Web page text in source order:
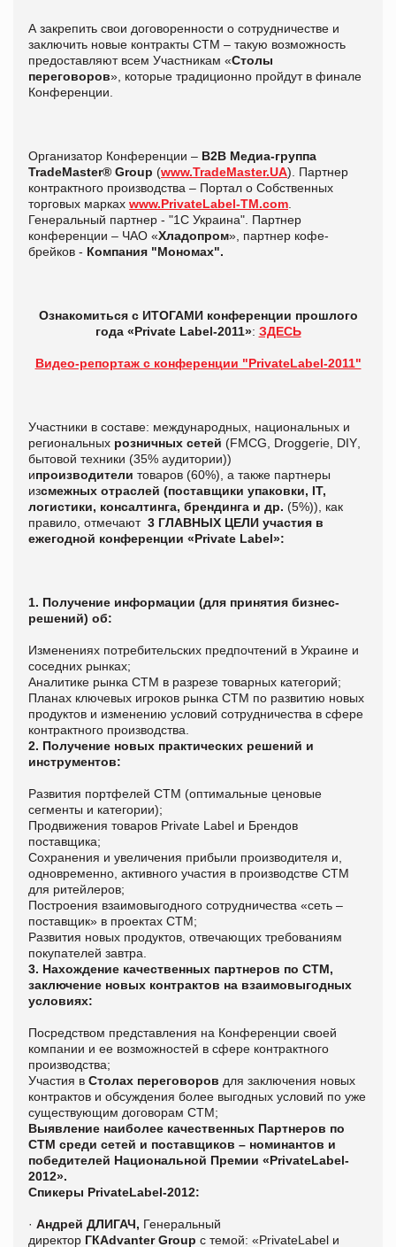
А закрепить свои договоренности о сотрудничестве и
заключить новые контракты СТМ – такую возможность
предоставляют всем Участникам «Столы
переговоров», которые традиционно пройдут в финале
Конференции.
Организатор Конференции – B2B Медиа-группа
TradeMaster® Group (www.TradeMaster.UA). Партнер
контрактного производства – Портал о Собственных
торговых марках www.PrivateLabel-TM.com
Генеральный партнер - "1С Украина". Партнер
конференции – ЧАО «Хладопром», партнер кофе-
брейков - Компания "Мономах".
Ознакомиться с ИТОГАМИ конференции прошлого
года «Private Label-2011»: ЗДЕСЬ
Видео-репортаж с конференции "PrivateLabel-2011"
Участники в составе: международных, национальных и
региональных розничных сетей (FMCG Droggerie DIY
бытовой техники (35% аудитории))
ипроизводители товаров (60%), а также партнеры
изсмежных отраслей (поставщики упаковки, IТ,
логистики, консалтинга, брендинга и др. (5%)), как
правило, отмечают 3 ГЛАВНЫХ ЦЕЛИ участия в
ежегодной конференции «Private Label»:
1. Получение информации (для принятия бизнес-
решений) об:
Изменениях потребительских предпочтений в Украине и
соседних рынках;
Аналитике рынка СТМ в разрезе товарных категорий;
Планах ключевых игроков рынка СТМ по развитию новых
продуктов и изменению условий сотрудничества в сфере
контрактного производства.
2. Получение новых практических решений и
инструментов:
Развития портфелей СТМ (оптимальные ценовые
сегменты и категории);
Продвижения товаров Private Label и Брендов
поставщика;
Сохранения и увеличения прибыли производителя и,
одновременно, активного участия в производстве СТМ
для ритейлеров;
Построения взаимовыгодного сотрудничества «сеть –
поставщик» в проектах СТМ;
Развития новых продуктов, отвечающих требованиям
покупателей завтра.
3. Нахождение качественных партнеров по СТМ,
заключение новых контрактов на взаимовыгодных
условиях:
Посредством представления на Конференции своей
компании и ее возможностей в сфере контрактного
производства;
Участия в Столах переговоров для заключения новых
контрактов и обсуждения более выгодных условий по уже
существующим договорам СТМ;
Выявление наиболее качественных Партнеров по
СТМ среди сетей и поставщиков – номинантов и
победителей Национальной Премии «PrivateLabel-
2012».
Спикеры PrivateLabel-2012:
· Андрей ДЛИГАЧ, Генеральный
директор ГКAdvanter Group с темой: «PrivateLabel и